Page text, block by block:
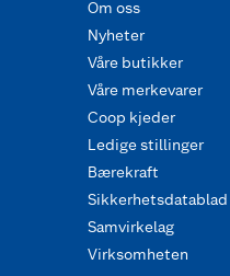
Om oss
Nyheter
Våre butikker
Våre merkevarer
Coop kjeder
Ledige stillinger
Bærekraft
Sikkerhetsdatablad
Samvirkelag
Virksomheten